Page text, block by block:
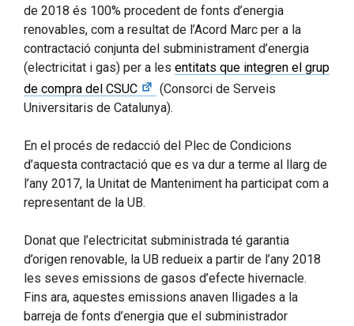
de 2018 és 100% procedent de fonts d’energia
renovables, com a resultat de l’Acord Marc per a la
contractació conjunta del subministrament d’energia
(electricitat i gas) per a les entitats que integren el grup
de compra del CSUC
(Consorci de Serveis
Universitaris de Catalunya).
En el procés de redacció del Plec de Condicions
d’aquesta contractació que es va dur a terme al llarg de
l’any 2017, la Unitat de Manteniment ha participat com a
representant de la UB.
Donat que l’electricitat subministrada té garantia
d’origen renovable, la UB redueix a partir de l’any 2018
les seves emissions de gasos d’efecte hivernacle.
Fins ara, aquestes emissions anaven lligades a la
barreja de fonts d’energia que el subministrador